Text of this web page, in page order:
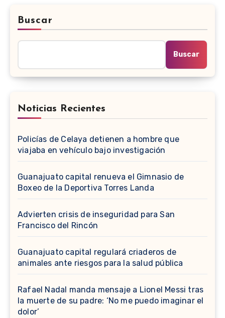
Buscar
Buscar
Noticias Recientes
Policías de Celaya detienen a hombre que
viajaba en vehículo bajo investigación
Guanajuato capital renueva el Gimnasio de
Boxeo de la Deportiva Torres Landa
Advierten crisis de inseguridad para San
Francisco del Rincón
Guanajuato capital regulará criaderos de
animales ante riesgos para la salud pública
Rafael Nadal manda mensaje a Lionel Messi tras
la muerte de su padre: ‘No me puedo imaginar el
dolor’